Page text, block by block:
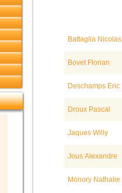
Battaglia Nicolas
Bovet Florian
Deschamps Eric
Droux Pascal
Jaques Willy
Jous Alexandre
Monory Nathalie